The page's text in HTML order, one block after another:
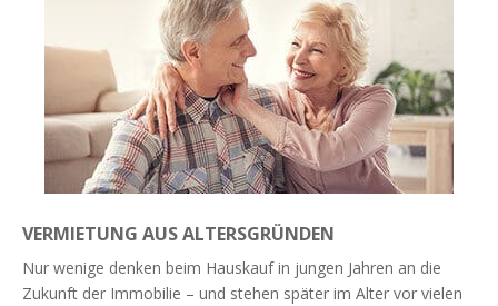
VERMIETUNG AUS ALTERSGRÜNDEN
Nur wenige denken beim Hauskauf in jungen Jahren an die
Zukunft der Immobilie – und stehen später im Alter vor vielen